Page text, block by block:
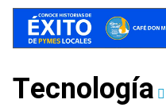
Tecnología